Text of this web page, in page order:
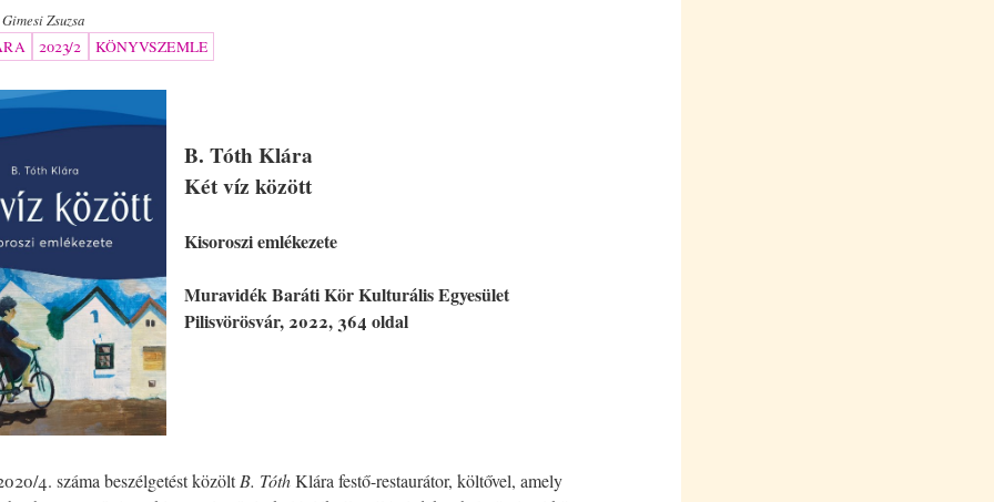
Gimesi Zsuzsa
2023/2 KÖNYVSZEMLE
B. Tóth Klára
Két víz között
Kisoroszi emlékezete
Muravidék Baráti Kör Kulturális Egyesület
Pilisvörösvár, 2022, 364 oldal
4. száma beszélgetést közöltB. TóthKlára festő-restaurátor, költővel, amely